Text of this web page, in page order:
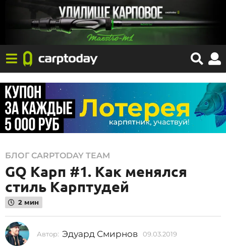
0
9
.
0
3
.
2
БЛОГ CARPTODAY TEAM
GQ Карп #1. Как менялся
стиль Карптудей
2 мин
Автор: Эдуард Смирнов 09.03.2019